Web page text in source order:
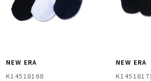
NEW ERA
K14518168
NEW ERA